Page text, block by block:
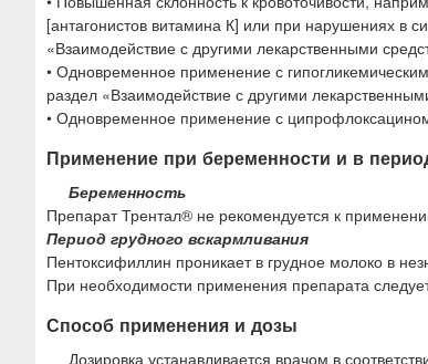
[антагонистов витамина К] или при нарушениях в
«Взаимодействие с другими лекарственными
• Одновременное применение с
раздел «Взаимодействие с другими
• Одновременное применение с
Применение при беременности и в
Беременность
Препарат Трентал® не рекомендуется к
Период грудного вскармливания
Пентоксифиллин проникает в грудное молоко в
При необходимости применения препарата
Способ применения и дозы
Дозировка устанавливается врачом в